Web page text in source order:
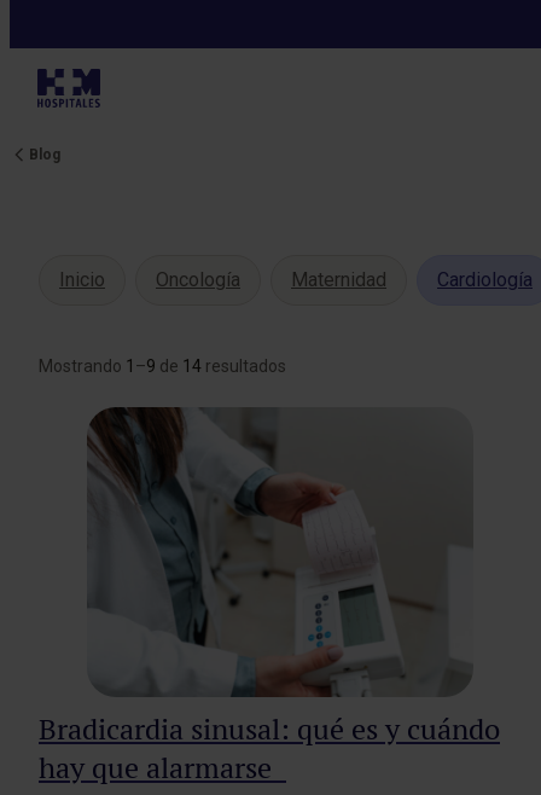
Blog
Inicio Oncología Maternidad Cardiología
Mostrando 1 –9 de 14 resultados
Bradicardia sinusal: qué es y cuándo
hay que alarmarse